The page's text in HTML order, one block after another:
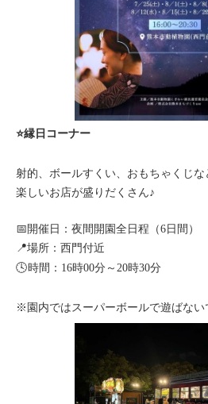
⭐縁日コーナー
射的、ボールすくい、おもちゃくじな
楽しいお店が盛りだくさん♪
📅開催日：夜間開園全日程（6日間）
📍場所：西門付近
🕓時間：16時00分～20時30分
※園内ではスーパーボールで遊ばない